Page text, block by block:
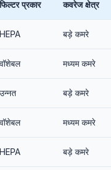
फिल्टर प्रकार कवरेज क्षेत्र
HEPA बड़े कमरे
वॉशेबल मध्यम कमरे
उन्नत बड़े कमरे
वॉशेबल मध्यम कमरे
HEPA बड़े कमरे